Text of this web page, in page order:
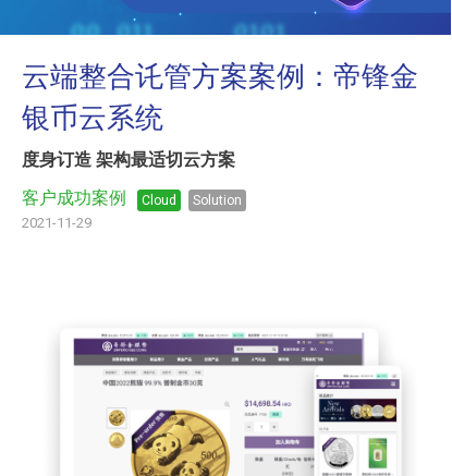
云端整合讬管方案案例：帝锋金
银币云系统
度身订造 架构最适切云方案
客户成功案例
Cloud Solution
2021-11-29